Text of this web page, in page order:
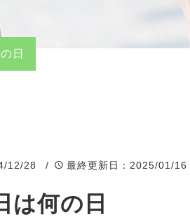
日
12/28 / 最終更新日 ：2025/01/16
は何の日